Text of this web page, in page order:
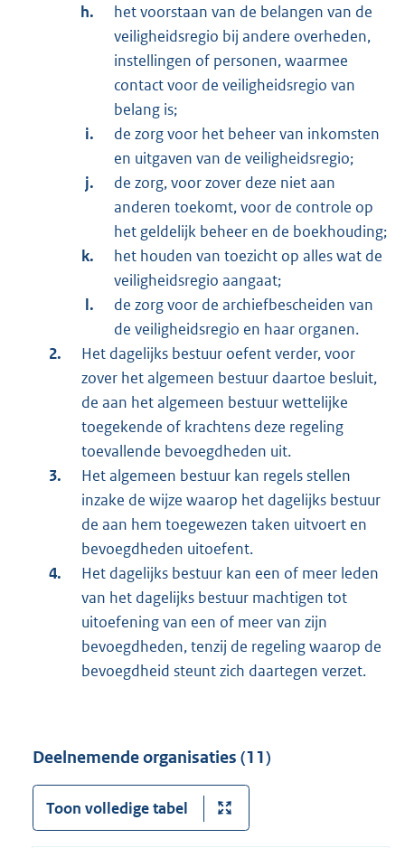
het voorstaan van de belangen van de
veiligheidsregio bij andere overheden,
instellingen of personen, waarmee
contact voor de veiligheidsregio van
belang is;
de zorg voor het beheer van inkomsten
en uitgaven van de veiligheidsregio;
de zorg, voor zover deze niet aan
anderen toekomt, voor de controle op
het geldelijk beheer en de boekhouding;
het houden van toezicht op alles wat de
veiligheidsregio aangaat;
de zorg voor de archiefbescheiden van
de veiligheidsregio en haar organen.
Het dagelijks bestuur oefent verder, voor
zover het algemeen bestuur daartoe besluit,
de aan het algemeen bestuur wettelijke
toegekende of krachtens deze regeling
toevallende bevoegdheden uit.
Het algemeen bestuur kan regels stellen
inzake de wijze waarop het dagelijks bestuur
de aan hem toegewezen taken uitvoert en
bevoegdheden uitoefent.
Het dagelijks bestuur kan een of meer leden
van het dagelijks bestuur machtigen tot
uitoefening van een of meer van zijn
bevoegdheden, tenzij de regeling waarop de
bevoegdheid steunt zich daartegen verzet.
Deelnemende organisaties (11)
Toon volledige tabel